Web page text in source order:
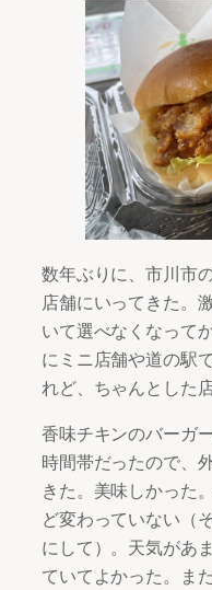
数年ぶりに、市川市
店舗にいってきた。
いて選べなくなって
にミニ店舗や道の駅
れど、ちゃんとした
香味チキンのバーガ
時間帯だったので、
きた。美味しかった
ど変わっていない（
にして）。天気があ
ていてよかった。ま